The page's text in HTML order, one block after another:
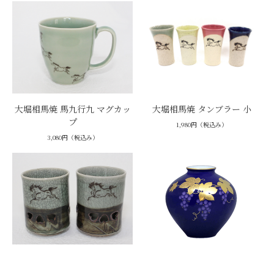
大堀相馬焼 馬九行九 マグカッ
プ
3,080円（税込み）
大堀相馬焼 タンブラー 小
1,980円（税込み）